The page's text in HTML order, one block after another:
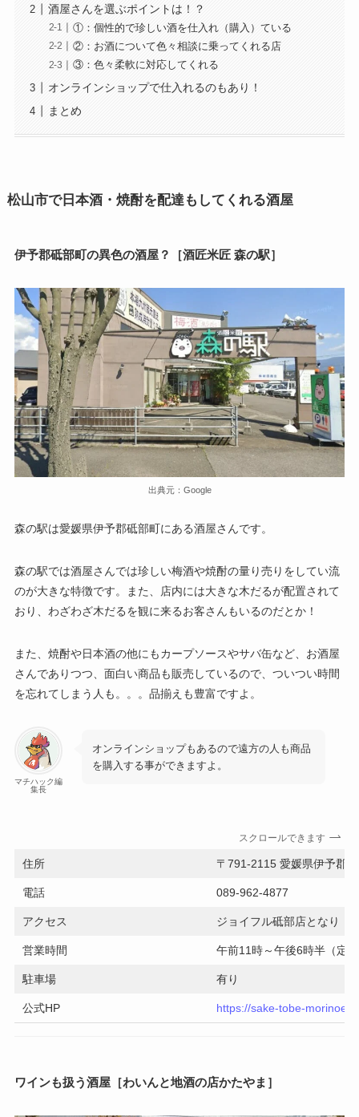
酒屋さんを選ぶポイントは！？
①：個性的で珍しい酒を仕入れ（購入）ている
②：お酒について色々相談に乗ってくれる店
③：色々柔軟に対応してくれる
オンラインショップで仕入れるのもあり！
まとめ
松山市で日本酒・焼酎を配達もしてくれる酒屋
伊予郡砥部町の異色の酒屋？［酒匠米匠 森の駅］
出典元：Google
森の駅は愛媛県伊予郡砥部町にある酒屋さんです。
森の駅では酒屋さんでは珍しい梅酒や焼酎の量り売りをしてい流
のが大きな特徴です。また、店内には大きな木だるが配置されて
おり、わざわざ木だるを観に来るお客さんもいるのだとか！
また、焼酎や日本酒の他にもカープソースやサバ缶など、お酒屋
さんでありつつ、面白い商品も販売しているので、ついつい時間
を忘れてしまう人も。。。品揃えも豊富ですよ。
マチハック編
集長
オンラインショップもあるので遠方の人も商品
を購入する事ができますよ。
スクロールできます
住所 〒791-2115 愛媛県伊予郡
電話 089-962-4877
アクセス ジョイフル砥部店となり
営業時間 午前11時～午後6時半（定
駐車場 有り
公式HP https://sake-tobe-
ワインも扱う酒屋［わいんと地酒の店かたやま］